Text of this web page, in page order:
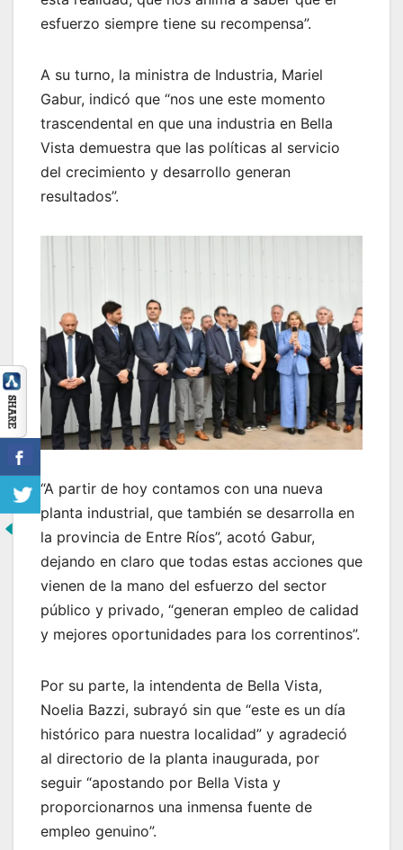
esfuerzo siempre tiene su recompensa”.
A su turno, la ministra de Industria, Mariel
Gabur, indicó que “nos une este momento
trascendental en que una industria en Bella
Vista demuestra que las políticas al servicio
del crecimiento y desarrollo generan
resultados”.
“A partir de hoy contamos con una nueva
planta industrial, que también se desarrolla en
la provincia de Entre Ríos”, acotó Gabur,
dejando en claro que todas estas acciones que
vienen de la mano del esfuerzo del sector
público y privado, “generan empleo de calidad
y mejores oportunidades para los correntinos”.
Por su parte, la intendenta de Bella Vista,
Noelia Bazzi, subrayó sin que “este es un día
histórico para nuestra localidad” y agradeció
al directorio de la planta inaugurada, por
seguir “apostando por Bella Vista y
proporcionarnos una inmensa fuente de
empleo genuino”.